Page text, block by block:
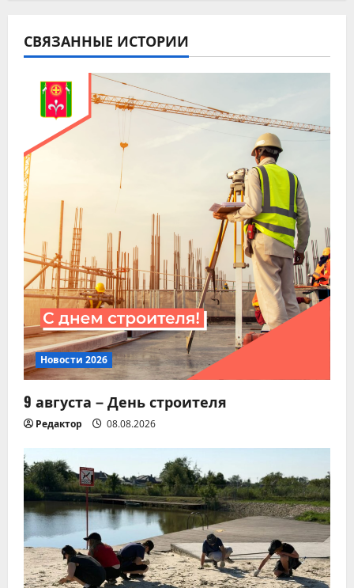
ц
п
о
з
а
п
и
с
я
м
СВЯЗАННЫЕ ИСТОРИИ
Новости 2026
9 августа – День строителя
Редактор 08.08.2026